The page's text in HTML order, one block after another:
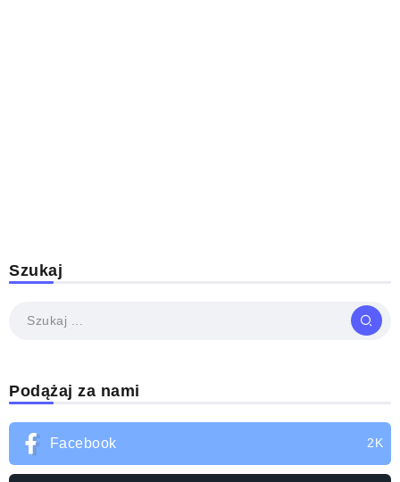
Szukaj
Podążaj za nami
Facebook 2K